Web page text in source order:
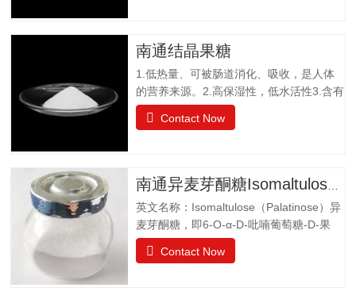
口感清爽，无异味；作为普通食品生产经
营。物理特性：甜度为蔗糖的22%易溶于
水，溶解度为130g（20℃），不同于乙
醚、乙醇等有机溶剂保湿性和吸湿性均小
于蔗糖，但高于高果糖浆渗透压与蔗糖相
差不大水苏糖没有还原性可添加在液体食
小，效果显著，不会破坏原有食品的风
味。添加在焙烤食品中，可保持水分，…
南通结晶果糖
1.低热量、可被肠道消化、吸收，是人体
的营养来源。2.高保湿性，低水活性3.含有
醛基，可发生美拉德反应，使烘焙食品上
色。 4.冰点降低能力5.不易结晶性6.与其
用于功能食品、营养保健食品、冷饮食品
以及低热值食品和运动型饮料配方中。结
晶果糖质量标准GBT20882.3项目要求外观
白色晶体或结晶性粉末气味具有产品特有
的气味果糖（占干基比）/% ≥99.0干燥失
重/%≤0.5pH值4.0~7.05-羟甲基糠醛（以吸
Contact Now
英文名称：Isomaltulose（Palatinose）异
麦芽酮糖，即6-O-α-D-吡喃葡萄糖-D-果
糖，是一种结晶状的还原性二糖，由葡萄
糖与果糖以α-1,6糖苷键结合而成。分子式
Contact Now